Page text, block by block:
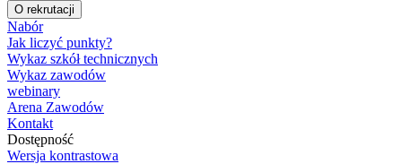
O rekrutacji
Nabór
Jak liczyć punkty?
Wykaz szkół technicznych
Wykaz zawodów
webinary
Arena Zawodów
Kontakt
Dostępność
Wersja kontrastowa